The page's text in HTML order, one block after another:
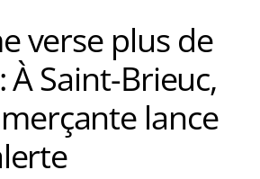
verse plus de
À Saint-Brieuc,
lance